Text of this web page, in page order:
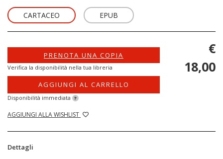
CARTACEO EPUB
PRENOTA UNA COPIA
Verifica la disponibilità nella tua libreria
AGGIUNGI AL CARRELLO
Disponibilità immediata ?
AGGIUNGI ALLA WISHLIST
€
18,00
Dettagli